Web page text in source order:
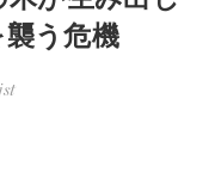
う危機